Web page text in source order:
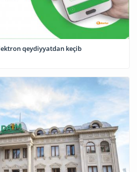
qeydiyyatdan keçib